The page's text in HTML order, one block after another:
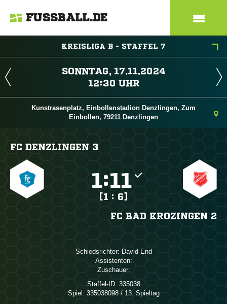
FUSSBALL.DE
KREISLIGA B - STAFFEL 7
 
 
Kunstrasenplatz, Einbollenstadion Denzlingen, Zum
Einbollen, 79211 Denzlingen
FC DENZLINGEN 3
:
[1 : 6]
FC BAD KROZINGEN 2
Schiedsrichter:  
Assistenten:
Zuschauer:
Staffel-ID: 335038
Spiel: 335038098 / 13. Spieltag